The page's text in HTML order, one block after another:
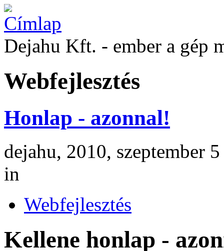
Dejahu Kft. - ember a gép
Webfejlesztés
Honlap - azonnal!
dejahu, 2010, szeptember
in
Webfejlesztés
Kellene honlap -